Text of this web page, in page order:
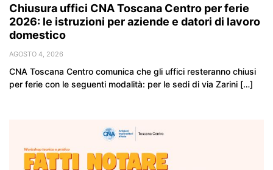
Chiusura uffici CNA Toscana Centro per ferie
2026: le istruzioni per aziende e datori di lavoro
domestico
AGOSTO 4, 2026
CNA Toscana Centro comunica che gli uffici resteranno chiusi
per ferie con le seguenti modalità: per le sedi di via Zarini […]